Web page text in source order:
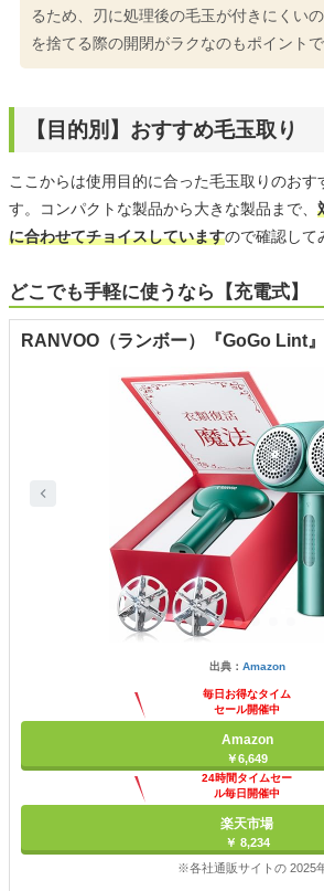
るため、刃に処理後の毛玉が付きにくい
を捨てる際の開閉がラクなのもポイントで
【目的別】おすすめ毛玉取り
ここからは使用目的に合った毛玉取りのおす
す。コンパクトな製品から大きな製品まで、
に合わせてチョイスしていますので確認して
どこでも手軽に使うなら【充電式】
RANVOO（ランボー）『GoGo Lint』
出典： Amazon
毎日お得なタイム
セール開催中
Amazon
￥6,649
24時間タイムセー
ル毎日開催中
楽天市場
￥ 8,234
※各社通販サイトの 2025